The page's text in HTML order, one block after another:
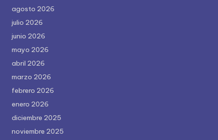
agosto 2026
julio 2026
junio 2026
mayo 2026
abril 2026
marzo 2026
febrero 2026
enero 2026
diciembre 2025
noviembre 2025